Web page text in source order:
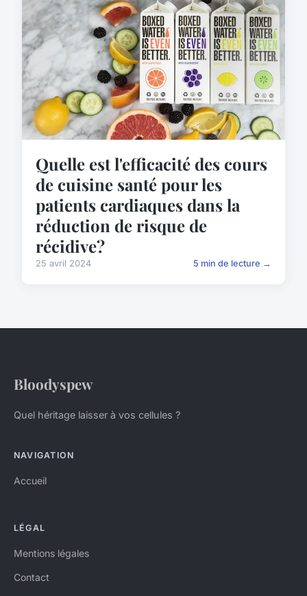
Quelle est l'efficacité des cours
de cuisine santé pour les
patients cardiaques dans la
réduction de risque de
récidive?
25 avril 2024 5 min de lecture →
Bloodyspew
Quel héritage laisser à vos cellules ?
NAVIGATION
Accueil
LÉGAL
Mentions légales
Contact